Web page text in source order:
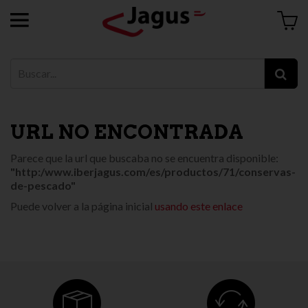
URL NO ENCONTRADA
Parece que la url que buscaba no se encuentra disponible:
"http:/www.iberjagus.com/es/productos/71/conservas-
de-pescado"
Puede volver a la página inicial usando este enlace